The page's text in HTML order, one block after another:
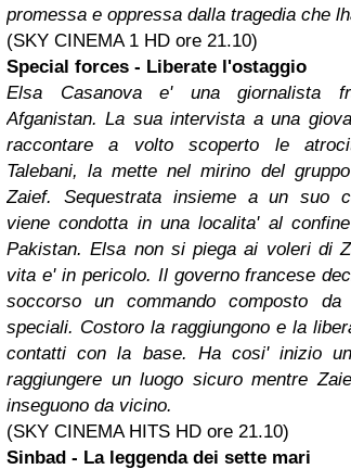
promessa e oppressa dalla tragedia che
(SKY CINEMA 1 HD ore 21.10)
Special forces - Liberate l'ostaggio
Elsa Casanova e' una giornalista
Afganistan. La sua intervista a una
raccontare a volto scoperto le
Talebani, la mette nel mirino del
Zaief. Sequestrata insieme a un suo
viene condotta in una localita' al
Pakistan. Elsa non si piega ai voleri di
vita e' in pericolo. Il governo francese
soccorso un commando composto
speciali. Costoro la raggiungono e la
contatti con la base. Ha cosi' inizio
raggiungere un luogo sicuro mentre
inseguono da vicino.
(SKY CINEMA HITS HD ore 21.10)
Sinbad - La leggenda dei sette mari